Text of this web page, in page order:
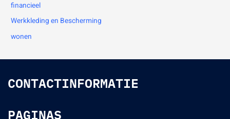
financieel
Werkkleding en Bescherming
wonen
CONTACTINFORMATIE
PAGINAS